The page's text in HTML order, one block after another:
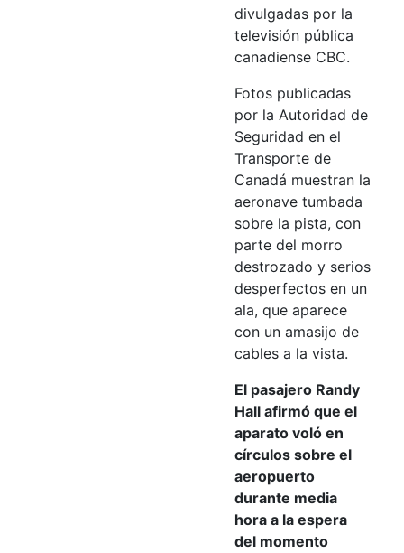
divulgadas por la
televisión pública
canadiense CBC.
Fotos publicadas
por la Autoridad de
Seguridad en el
Transporte de
Canadá muestran la
aeronave tumbada
sobre la pista, con
parte del morro
destrozado y serios
desperfectos en un
ala, que aparece
con un amasijo de
cables a la vista.
El pasajero Randy
Hall afirmó que el
aparato voló en
círculos sobre el
aeropuerto
durante media
hora a la espera
del momento